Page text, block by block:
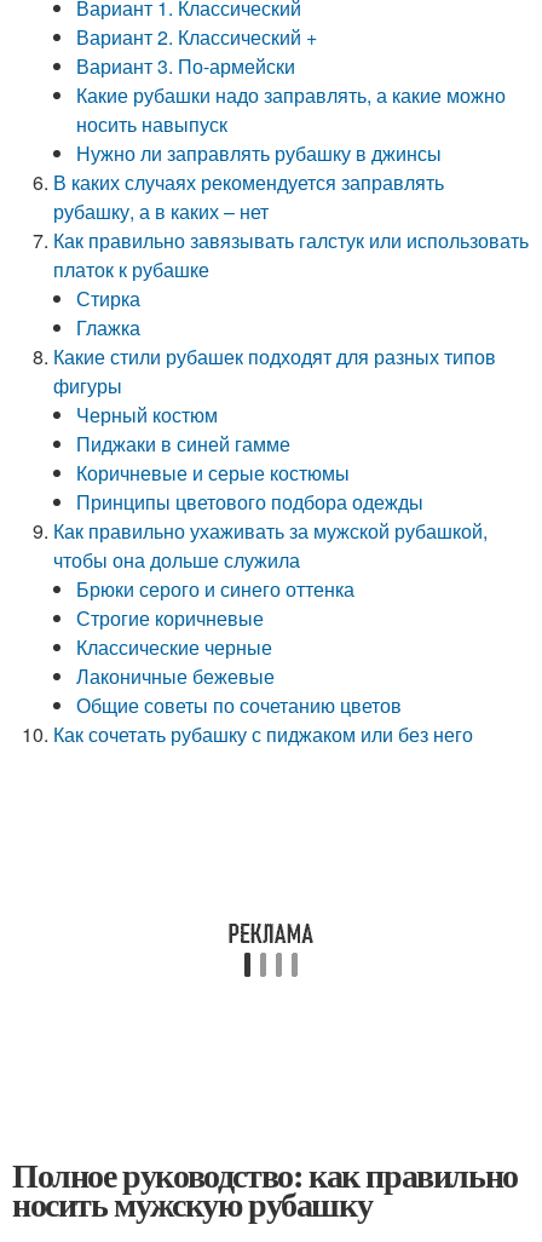
Вариант 1. Классический
Вариант 2. Классический +
Вариант 3. По-армейски
Какие рубашки надо заправлять, а какие можно
носить навыпуск
Нужно ли заправлять рубашку в джинсы
В каких случаях рекомендуется заправлять
рубашку, а в каких – нет
Как правильно завязывать галстук или использовать
платок к рубашке
Стирка
Глажка
Какие стили рубашек подходят для разных типов
фигуры
Черный костюм
Пиджаки в синей гамме
Коричневые и серые костюмы
Принципы цветового подбора одежды
Как правильно ухаживать за мужской рубашкой,
чтобы она дольше служила
Брюки серого и синего оттенка
Строгие коричневые
Классические черные
Лаконичные бежевые
Общие советы по сочетанию цветов
Как сочетать рубашку с пиджаком или без него
Полное руководство: как правильно
носить мужскую рубашку